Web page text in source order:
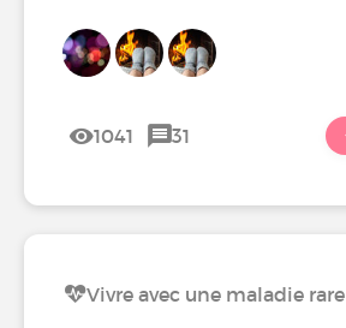
1041 31
Vivre avec une maladie rare